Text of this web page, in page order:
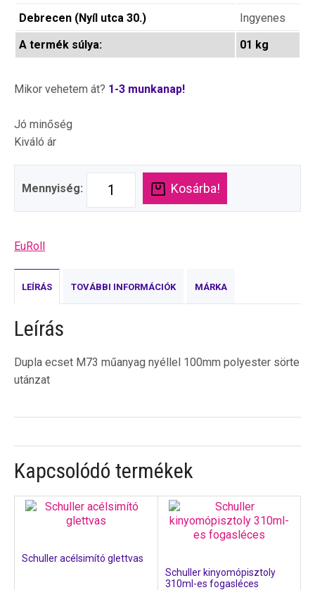
Debrecen (Nyíl utca 30.)
Ingyenes
A termék súlya:
01 kg
Mikor vehetem át? 1-3 munkanap!
Jó minőség
Kiváló ár
Mennyiség: Kosárba!
EuRoll
LEÍRÁS TOVÁBBI INFORMÁCIÓK MÁRKA
Leírás
Dupla ecset M73 műanyag nyéllel 100mm polyester sörte
utánzat
Kapcsolódó termékek
Schuller acélsimító glettvas
Schuller kinyomópisztoly
310ml-es fogasléces